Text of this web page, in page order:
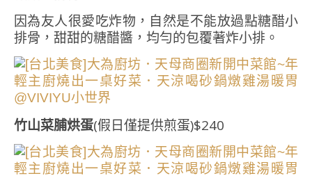
因為友人很愛吃炸物，自然是不能放過點糖醋小
排骨，甜甜的糖醋醬，均勻的包覆著炸小排。
竹山菜脯烘蛋(假日僅提供煎蛋)$240